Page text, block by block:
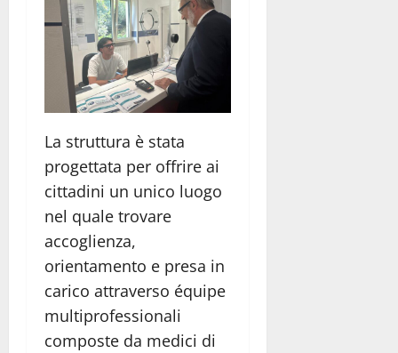
La struttura è stata
progettata per offrire ai
cittadini un unico luogo
nel quale trovare
accoglienza,
orientamento e presa in
carico attraverso équipe
multiprofessionali
composte da medici di